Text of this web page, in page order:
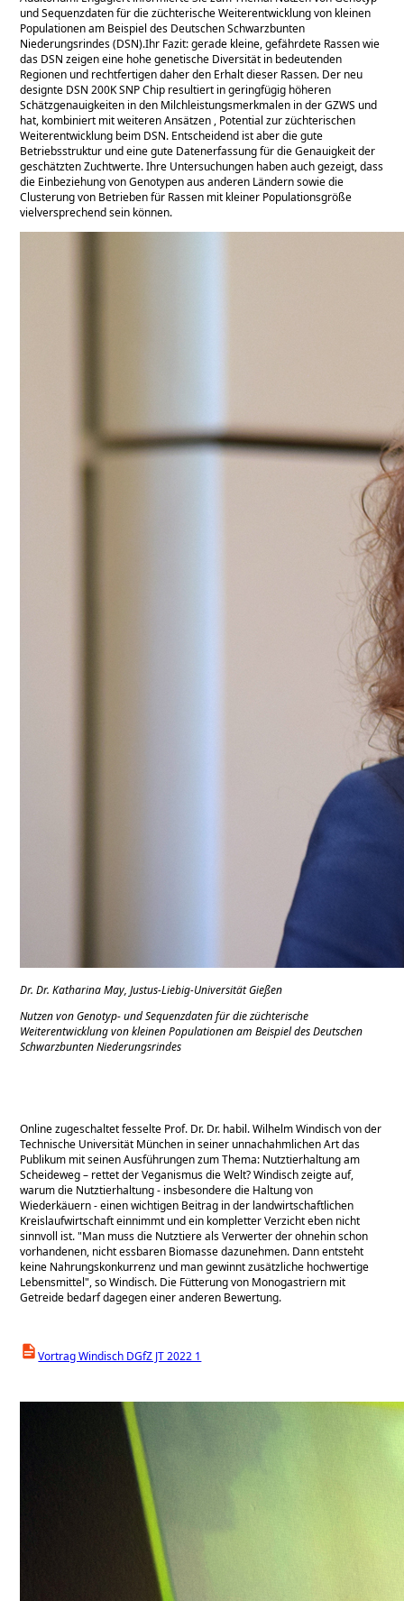
und Sequenzdaten für die züchterische Weiterentwicklung von kleinen
Populationen am Beispiel des Deutschen Schwarzbunten
Niederungsrindes (DSN).Ihr Fazit: gerade kleine, gefährdete Rassen wie
das DSN zeigen eine hohe genetische Diversität in bedeutenden
Regionen und rechtfertigen daher den Erhalt dieser Rassen. Der neu
designte DSN 200K SNP Chip resultiert in geringfügig höheren
Schätzgenauigkeiten in den Milchleistungsmerkmalen in der GZWS und
hat, kombiniert mit weiteren Ansätzen , Potential zur züchterischen
Weiterentwicklung beim DSN. Entscheidend ist aber die gute
Betriebsstruktur und eine gute Datenerfassung für die Genauigkeit der
geschätzten Zuchtwerte. Ihre Untersuchungen haben auch gezeigt, dass
die Einbeziehung von Genotypen aus anderen Ländern sowie die
Clusterung von Betrieben für Rassen mit kleiner Populationsgröße
vielversprechend sein können.
Dr. Dr. Katharina May,Justus-Liebig-Universität Gießen
Nutzen von Genotyp- und Sequenzdaten für die züchterische
Weiterentwicklung von kleinen Populationen am Beispiel des Deutschen
Schwarzbunten Niederungsrindes
Online zugeschaltet fesselte Prof. Dr. Dr. habil. Wilhelm Windisch von der
Technische Universität München in seiner unnachahmlichen Art das
Publikum mit seinen Ausführungen zum Thema: Nutztierhaltung am
Scheideweg – rettet der Veganismus die Welt? Windisch zeigte auf,
warum die Nutztierhaltung - insbesondere die Haltung von
Wiederkäuern - einen wichtigen Beitrag in der landwirtschaftlichen
Kreislaufwirtschaft einnimmt und ein kompletter Verzicht eben nicht
sinnvoll ist. Man muss die Nutztiere als Verwerter der ohnehin schon
vorhandenen, nicht essbaren Biomasse dazunehmen. Dann entsteht
keine Nahrungskonkurrenz und man gewinnt zusätzliche hochwertige
Lebensmittel , so Windisch. Die Fütterung von Monogastriern mit
Getreide bedarf dagegen einer anderen Bewertung.
Vortrag Windisch DGfZ JT 2022 1